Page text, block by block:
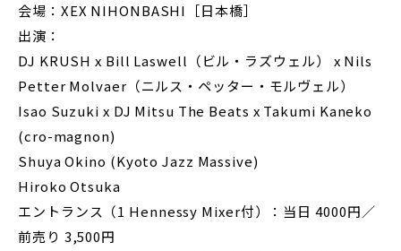
会場：XEX NIHONBASHI［日本橋］
出演：
DJ KRUSH x Bill Laswell（ビル・ラズウェル） x Nils
Petter Molvaer（ニルス・ペッター・モルヴェル）
Isao Suzuki x DJ Mitsu The Beats x Takumi Kaneko
(cro-magnon)
Shuya Okino (Kyoto Jazz Massive)
Hiroko Otsuka
エントランス（1 Hennessy Mixer付）：当日 4000円／
前売り 3,500円